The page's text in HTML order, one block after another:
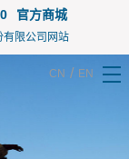
官方商城
有限公司网站
CN / EN